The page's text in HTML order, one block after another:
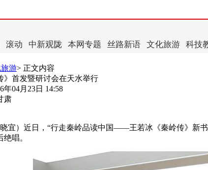
滚动 中新观陇 本网专题 丝路新语 文化旅游 科技
游> 正文内容
》首发暨研讨会在天水举行
年04月23日 14:58
肃
）近日，“行走秦岭品读中国——王若冰《秦岭传》新书
唱。